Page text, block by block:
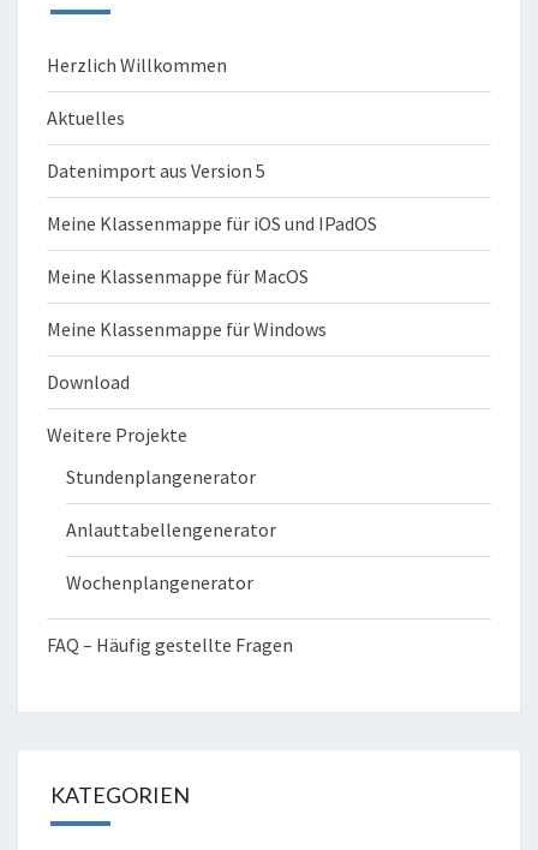
Herzlich Willkommen
Aktuelles
Datenimport aus Version 5
Meine Klassenmappe für iOS und IPadOS
Meine Klassenmappe für MacOS
Meine Klassenmappe für Windows
Download
Weitere Projekte
Stundenplangenerator
Anlauttabellengenerator
Wochenplangenerator
FAQ – Häufig gestellte Fragen
KATEGORIEN